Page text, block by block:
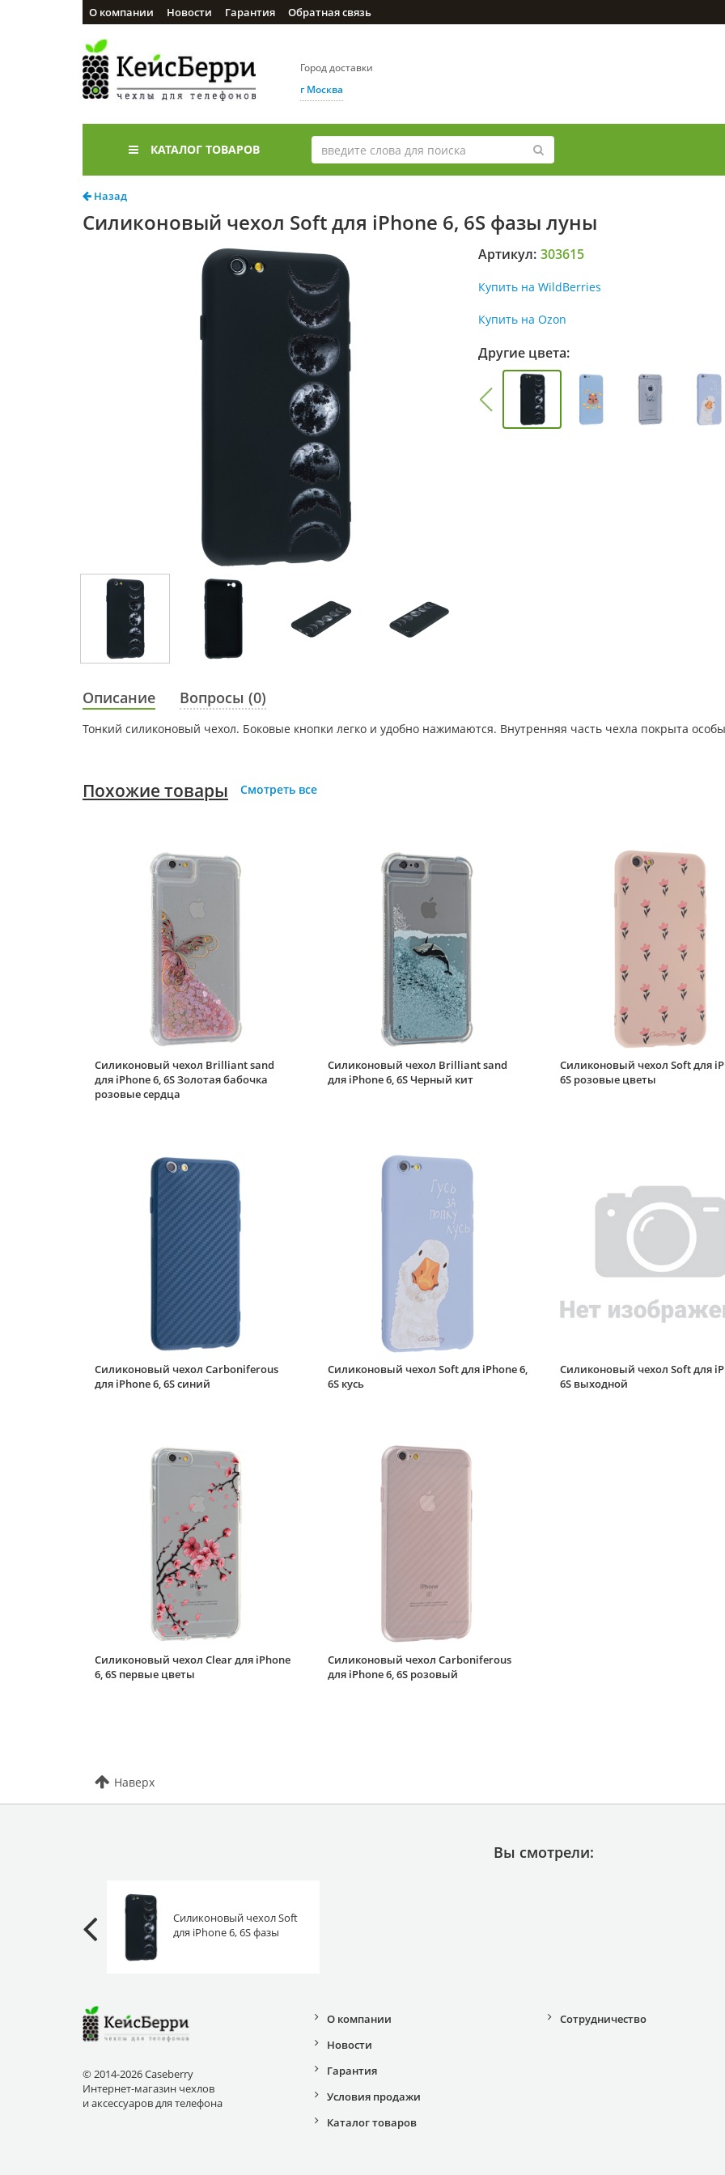
О компании Новости Гарантия Обратная связь
Город доставки
г Москва
КАТАЛОГ ТОВАРОВ
Назад
Силиконовый чехол Soft для iPhone 6, 6S фазы луны
Артикул: 303615
Купить на WildBerries
Купить на Ozon
Другие цвета:
Описание Вопросы (0)
Тонкий силиконовый чехол. Боковые кнопки легко и удобно нажимаются. Внутренняя часть чехла покрыта
Похожие товары Смотреть все
Силиконовый чехол Brilliant sand
для iPhone 6, 6S Золотая бабочка
розовые сердца
Силиконовый чехол Brilliant sand
для iPhone 6, 6S Черный кит
Силиконовый чехол Soft для
6S розовые цветы
Силиконовый чехол Carboniferous
для iPhone 6, 6S синий
Силиконовый чехол Soft для iPhone 6,
6S кусь
Силиконовый чехол Soft для
6S выходной
Силиконовый чехол Clear для iPhone
6, 6S первые цветы
Силиконовый чехол Carboniferous
для iPhone 6, 6S розовый
Наверх
Вы смотрели:
Силиконовый чехол Soft
для iPhone 6, 6S фазы
© 2014-2026 Caseberry
Интернет-магазин чехлов
и аксессуаров для телефона
О компании
Новости
Гарантия
Условия продажи
Каталог товаров
Сотрудничество